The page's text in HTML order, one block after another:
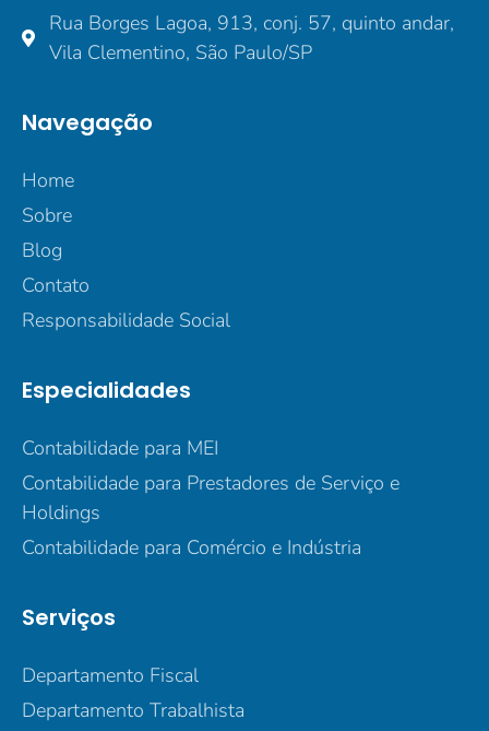
Rua Borges Lagoa, 913, conj. 57, quinto andar,
Vila Clementino, São Paulo/SP
Navegação
Home
Sobre
Blog
Contato
Responsabilidade Social
Especialidades
Contabilidade para MEI
Contabilidade para Prestadores de Serviço e
Holdings
Contabilidade para Comércio e Indústria
Serviços
Departamento Fiscal
Departamento Trabalhista